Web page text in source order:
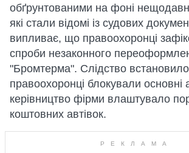
обґрунтованими на фоні
які стали відомі із судових
випливає, що правоохоронці
спроби незаконного
"Бромтерма". Слідство
правоохоронці блокували основні
керівництво фірми влаштувало
коштовних автівок.